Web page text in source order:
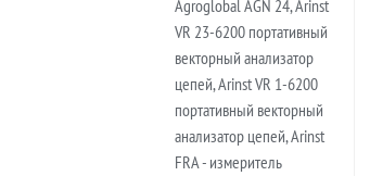
Agroglobal AGN 24, Arinst
VR 23-6200 портативный
векторный анализатор
цепей, Arinst VR 1-6200
портативный векторный
анализатор цепей, Arinst
FRA - измеритель